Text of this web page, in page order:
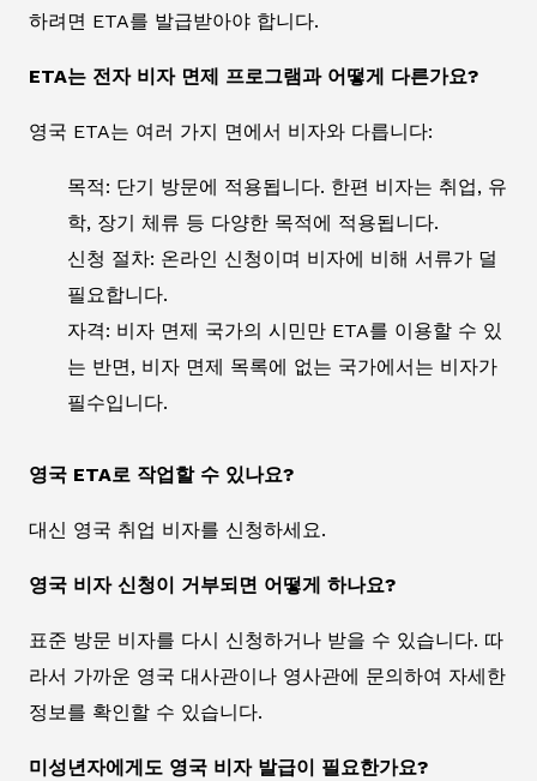
하려면 ETA를 발급받아야 합니다.
ETA는 전자 비자 면제 프로그램과 어떻게 다른가요?
영국 ETA는 여러 가지 면에서 비자와 다릅니다:
목적: 단기 방문에 적용됩니다. 한편 비자는 취업, 유
학, 장기 체류 등 다양한 목적에 적용됩니다.
신청 절차: 온라인 신청이며 비자에 비해 서류가 덜
필요합니다.
자격: 비자 면제 국가의 시민만 ETA를 이용할 수 있
는 반면, 비자 면제 목록에 없는 국가에서는 비자가
필수입니다.
영국 ETA로 작업할 수 있나요?
대신 영국 취업 비자를 신청하세요.
영국 비자 신청이 거부되면 어떻게 하나요?
표준 방문 비자를 다시 신청하거나 받을 수 있습니다. 따
라서 가까운 영국 대사관이나 영사관에 문의하여 자세한
정보를 확인할 수 있습니다.
미성년자에게도 영국 비자 발급이 필요한가요?